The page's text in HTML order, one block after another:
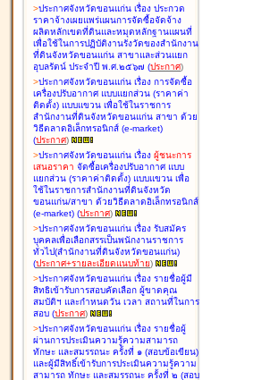
>ประกาศจังหวัดขอนแก่น เรื่อง ประกวด
ราคาจ้างเผยแพร่แผนการจัดซื้อจัดจ้าง
ผลิตหลักเขตที่ดินและหมุดหลักฐานแผนที่
เพื่อใช้ในการปฏิบัติงานรังวัดของสำนักงาน
ที่ดินจังหวัดขอนแก่น สาขาและส่วนแยก
อุบลรัตน์ ประจำปี พ.ศ.๒๕๖๗ (ประกาศ)
>ประกาศจังหวัดขอนแก่น เรื่อง การจัดซื้อ
เครื่องปรับอากาศ แบบแยกส่วน (ราคาค่า
ติดตั้ง) แบบแขวน เพื่อใช้ในราชการ
สำนักงานที่ดินจังหวัดขอนแก่น สาขา ด้วย
วิธีตลาดอิเล็กทรอนิกส์ (e-market)
(ประกาศ)
>ประกาศจังหวัดขอนแก่น เรื่อง ผู้ชนะการ
เสนอราคา จัดซื้อเครื่องปรับอากาศ แบบ
แยกส่วน (ราคาค่าติดตั้ง) แบบแขวน เพื่อ
ใช้ในราชการสำนักงานที่ดินจังหวัด
ขอนแก่น/สาขา ด้วยวิธีตลาดอิเล็กทรอนิกส์
(e-market) (ประกาศ)
>ประกาศจังหวัดขอนแก่น เรื่อง รับสมัคร
บุคคลเพื่อเลือกสรรเป็นพนักงานราชการ
ทั่วไป(สำนักงานที่ดินจังหวัดขอนแก่น)
(ประกาศ+รายละเอียดแนบท้าย)
>ประกาศจังหวัดขอนแก่น เรื่อง รายชื่อผู้มี
สิทธิเข้ารับการสอบคัดเลือก ผู้ขาดคุณ
สมบัติฯ และกำหนดวัน เวลา สถานที่ในการ
สอบ (ประกาศ)
>ประกาศจังหวัดขอนแก่น เรื่อง รายชื่อผู้
ผ่านการประเมินความรู้ความสามารถ
ทักษะ และสมรรถนะ ครั้งที่ ๑ (สอบข้อเขียน)
และผู้มีสิทธิ์เข้ารับการประเมินความรู้ความ
สามารถ ทักษะ และสมรรถนะ ครั้งที่ ๒ (สอบ